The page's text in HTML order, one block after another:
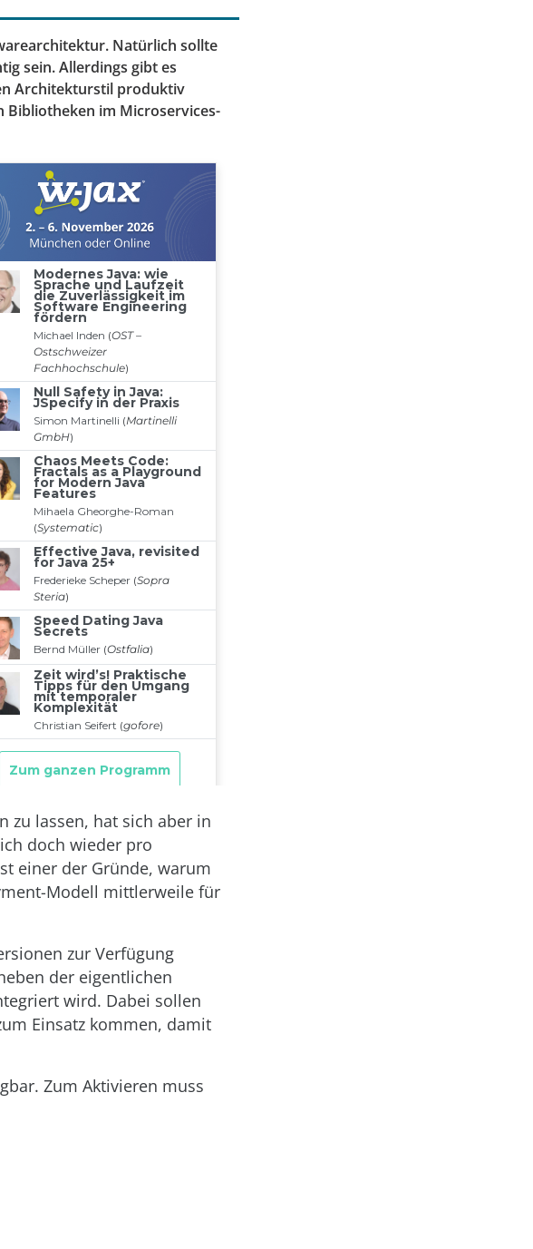
Natürlich sollte
sein. Allerdings gibt es
Architekturstil produktiv
Bibliotheken im Microservices-
zu lassen, hat sich aber in
doch wieder pro
einer der Gründe, warum
Modell mittlerweile für
zur Verfügung
der eigentlichen
wird. Dabei sollen
Einsatz kommen, damit
Zum Aktivieren muss